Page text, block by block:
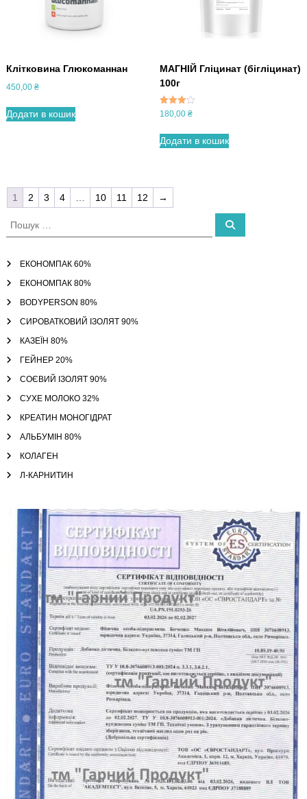
Клітковина Глюкоманнан
450,00 ₴
Додати в кошик
МАГНІЙ Гліцинат (бігліцинат)
100г
Оцінено
з 5
180,00 ₴
Додати в кошик
1 2 3 4 … 10 11 12
→
П
у
П
ЕКОНОМПАК 60%
ЕКОНОМПАК 80%
BODYPERSON 80%
СИРОВАТКОВИЙ ІЗОЛЯТ 90%
КАЗЕЇН 80%
ГЕЙНЕР 20%
СОЄВИЙ ІЗОЛЯТ 90%
СУХЕ МОЛОКО 32%
КРЕАТИН МОНОГІДРАТ
АЛЬБУМІН 80%
КОЛАГЕН
Л-КАРНИТИН